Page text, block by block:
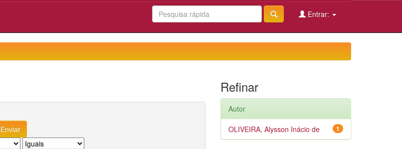
Entrar:
Refinar
Autor
1
OLIVEIRA, Alysson Inácio de